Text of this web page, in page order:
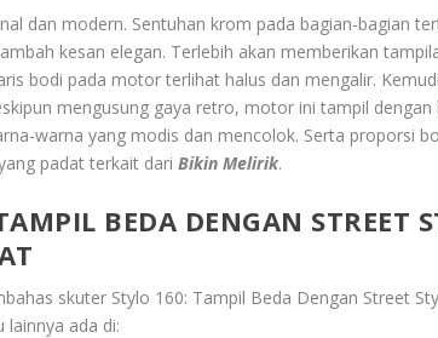
dan modern. Sentuhan krom pada bagian-bagian
kesan elegan. Terlebih akan memberikan
bodi pada motor terlihat halus dan mengalir.
mengusung gaya retro, motor ini tampil
warna yang modis dan mencolok. Serta proporsi
padat terkait dariBikin Melirik.
BEDA DENGAN STREET
skuter Stylo 160: Tampil Beda Dengan Street
lainnya ada di: